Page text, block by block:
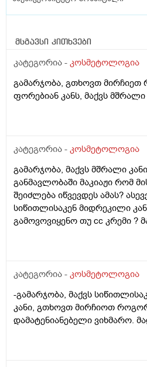
მსგავსი კითხვები
კატეგორია - კოსმეტოლოგია
გამარჯობა, გთხოვთ
ფორებიან კანს, მაქვს
კატეგორია - კოსმეტოლოგია
გამარჯობა, მაქვს მშრალი
განმავლობაში მაკიაჟი რომ
შეიძლება იწვევდეს ამას?
სიწითლისაკენ მიდრეკილი
გამოვოვიყენო თუ cc კრემი ?
კატეგორია - კოსმეტოლოგია
-გამარჯობა, მაქვს
კანი, გთხოვთ მირჩიოთ
დამატენიანებელი ვიხმარო.